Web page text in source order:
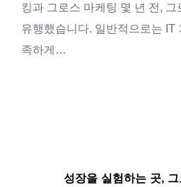
킹과 그로스 마케팅 몇 년 전, 그
유행했습니다. 일반적으로는 IT
족하게…
성장을 실험하는 곳,